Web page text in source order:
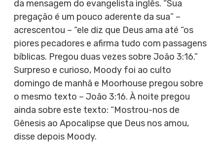
da mensagem do evangelista inglês. “Sua
pregação é um pouco aderente da sua” –
acrescentou – “ele diz que Deus ama até “os
piores pecadores e afirma tudo com passagens
bíblicas. Pregou duas vezes sobre João 3:16.”
Surpreso e curioso, Moody foi ao culto
domingo de manhã e Moorhouse pregou sobre
o mesmo texto – João 3:16. À noite pregou
ainda sobre este texto: “Mostrou-nos de
Gênesis ao Apocalipse que Deus nos amou,
disse depois Moody.